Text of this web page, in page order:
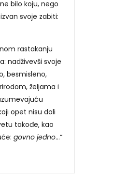
bilo koju, nego
svoje zabiti:
rastakanju
nadživevši svoje
besmisleno,
željama i
opet nisu doli
takođe, kao
govno jedno…“